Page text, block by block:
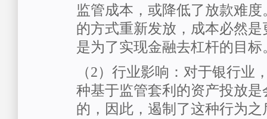
监管成本，或降低了放款难
的方式重新发放，成本必然
是为了实现金融去杠杆的目标
（2）行业影响：对于银行业
种基于监管套利的资产投放
的，因此，遏制了这种行为